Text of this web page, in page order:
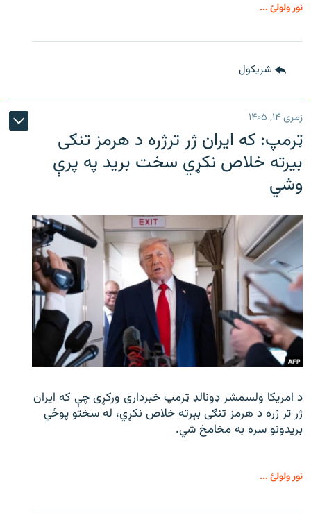
نور ولولئ ...
شريکول
زمری ۱۴, ۱۴۰۵
ټرمپ: که ایران ژر ترژره د هرمز تنګی
بیرته خلاص نکړي سخت برید په پرې
وشي
د امریکا ولسمشر ډونالډ ټرمپ خبرداری ورکړی چې که ایران
ژر تر ژره د هرمز تنګی بېرته خلاص نکړي، له سختو پوځي
بریدونو سره به مخامخ شي.
نور ولولئ ...